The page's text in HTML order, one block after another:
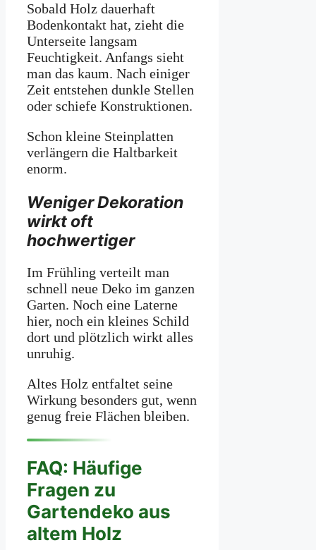
Sobald Holz dauerhaft
Bodenkontakt hat, zieht die
Unterseite langsam
Feuchtigkeit. Anfangs sieht
man das kaum. Nach einiger
Zeit entstehen dunkle Stellen
oder schiefe Konstruktionen.
Schon kleine Steinplatten
verlängern die Haltbarkeit
enorm.
Weniger Dekoration
wirkt oft
hochwertiger
Im Frühling verteilt man
schnell neue Deko im ganzen
Garten. Noch eine Laterne
hier, noch ein kleines Schild
dort und plötzlich wirkt alles
unruhig.
Altes Holz entfaltet seine
Wirkung besonders gut, wenn
genug freie Flächen bleiben.
FAQ: Häufige
Fragen zu
Gartendeko aus
altem Holz